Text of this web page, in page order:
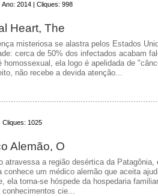
Ano: 2014 | Cliques: 998
Heart, The
misteriosa se alastra pelos Estados
cerca de 50% dos infectados acabam
homossexual, ela logo é apelidada de
não recebe a devida atenção...
Cliques: 1025
Alemão, O
atravessa a região desértica da
conhece um médico alemão que aceita
ela torna-se hóspede da hospedaria
cie...